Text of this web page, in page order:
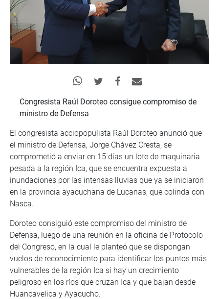
Congresista Raúl Doroteo consigue compromiso de
ministro de Defensa
El congresista acciopopulista Raúl Doroteo anunció que
el ministro de Defensa, Jorge Chávez Cresta, se
comprometió a enviar en 15 días un lote de maquinaria
pesada a la región Ica, que se encuentra expuesta a
inundaciones por las intensas lluvias que ya se iniciaron
en la provincia ayacuchana de Lucanas, que colinda con
Nasca.
Doroteo consiguió este compromiso del ministro de
Defensa, luego de una reunión en la oficina de Protocolo
del Congreso, en la cual le planteó que se dispongan
vuelos de reconocimiento para identificar los puntos más
vulnerables de la región Ica si hay un crecimiento
peligroso en los ríos que cruzan Ica y que bajan desde
Huancavelica y Ayacucho.